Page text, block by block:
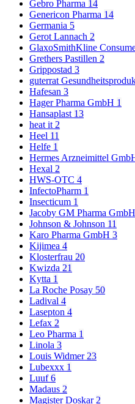
Gebro Pharma 14
Genericon Pharma 14
Germania 5
Gerot Lannach 2
GlaxoSmithKline
Grethers Pastillen 2
Grippostad 3
guterrat
Hafesan 3
Hager Pharma GmbH 1
Hansaplast 13
heat it 2
Heel 11
Helfe 1
Hermes Arzneimittel
Hexal 2
HWS-OTC 4
InfectoPharm 1
Insecticum 1
Jacoby GM Pharma GmbH
Johnson & Johnson 11
Karo Pharma GmbH 3
Kijimea 4
Klosterfrau 20
Kwizda 21
Kytta 1
La Roche Posay 50
Ladival 4
Lasepton 4
Lefax 2
Leo Pharma 1
Linola 3
Louis Widmer 23
Lubexxx 1
Luuf6
Madaus 2
Magister Doskar 2